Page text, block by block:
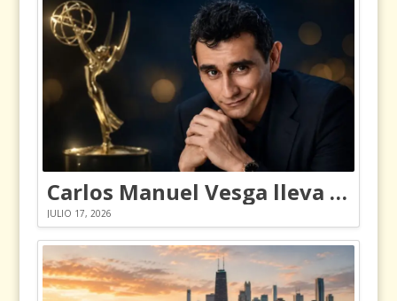
Carlos Manuel Vesga lleva el nombre de Colombia a los Emmy
JULIO 17, 2026